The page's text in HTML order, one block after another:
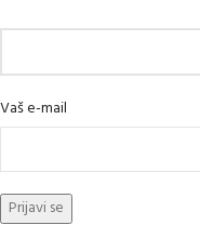
Vaš e-mail